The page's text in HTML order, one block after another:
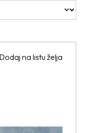
Dodaj na listu želja